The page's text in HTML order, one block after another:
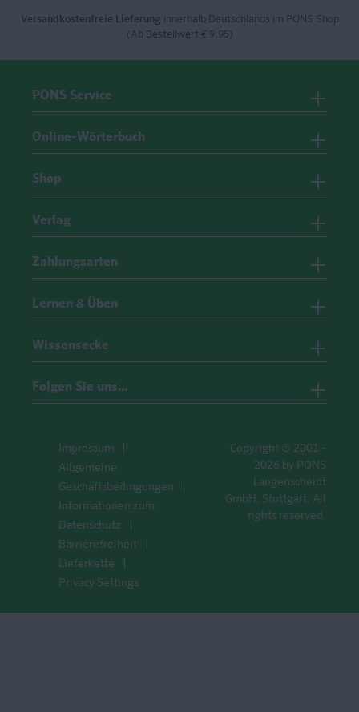
Versandkostenfreie Lieferung innerhalb Deutschlands im PONS Shop
(Ab Bestellwert € 9,95)
PONS Service
Online-Wörterbuch
Shop
Verlag
Zahlungsarten
Lernen & Üben
Wissensecke
Folgen Sie uns…
Impressum
Allgemeine
Geschäftsbedingungen
Informationen zum
Datenschutz
Barrierefreiheit
Lieferkette
Privacy Settings
Copyright © 2001 -
2026 by PONS
Langenscheidt
GmbH, Stuttgart. All
rights reserved.